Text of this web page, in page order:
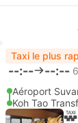
Taxi le plus
--:-- --:--
Aéroport
Koh Tao